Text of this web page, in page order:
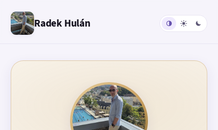
Radek Hulán